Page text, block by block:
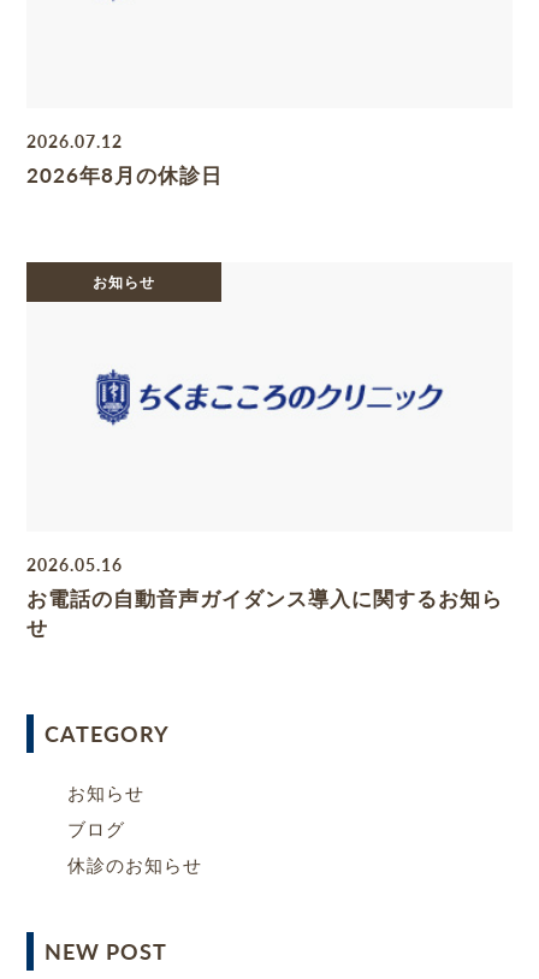
2026.07.12
2026年8月の休診日
お知らせ
2026.05.16
お電話の自動音声ガイダンス導入に関するお知ら
せ
CATEGORY
お知らせ
ブログ
休診のお知らせ
NEW POST